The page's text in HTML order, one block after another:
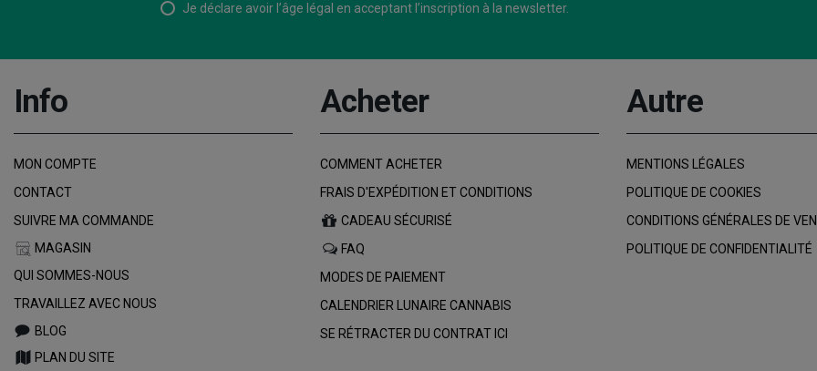
Je déclare avoir l’âge légal en acceptant l’inscription à la newsletter.
Info
MON COMPTE
CONTACT
SUIVRE MA COMMANDE
MAGASIN
QUI SOMMES-NOUS
TRAVAILLEZ AVEC NOUS
BLOG
PLAN DU SITE
Acheter
COMMENT ACHETER
FRAIS D'EXPÉDITION ET CONDITIONS
CADEAU SÉCURISÉ
FAQ
MODES DE PAIEMENT
CALENDRIER LUNAIRE CANNABIS
SE RÉTRACTER DU CONTRAT ICI
Autre
MENTIONS LÉGALES
POLITIQUE DE COOKIES
CONDITIONS GÉNÉRALES DE
POLITIQUE DE CONFIDENTIALITÉ